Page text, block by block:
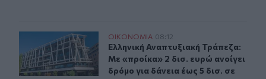
Ελληνική Αναπτυξιακή Τράπεζα: Με «προίκα» 2 δισ.
ΟΙΚΟΝΟΜΙΑ 08:12
Ελληνική Αναπτυξιακή Τράπεζα:
Ελληνική Αναπτυξιακή Τράπεζα:
Με «προίκα» 2 δισ. ευρώ ανοίγει
δρόμο για δάνεια έως 5 δισ. σε